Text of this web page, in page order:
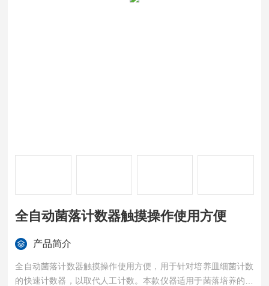
全自动菌落计数器触摸操作使用方便
产品简介
全自动菌落计数器触摸操作使用方便，用于针对培养皿细菌计数
的快速计数器，以取代人工计数。本款仪器适用于菌落培养的计